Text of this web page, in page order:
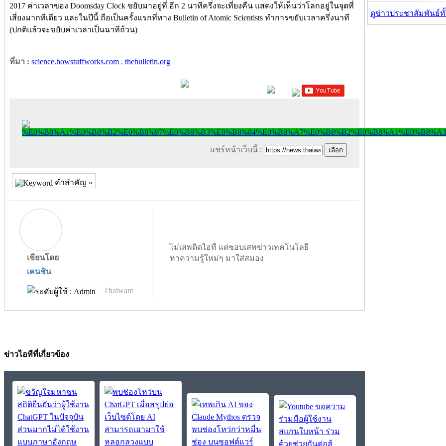
2017 ค่าเวลาของ Doomsday Clock ขยับมาอยู่ที่ อีก 2 นาทีครึ่งจะเที่ยงคืน แสดงให้เห็นว่าโลกอยู่ในจุดที่
เสี่ยงมากทีเดียว และในปีนี้ ถือเป็นครั้งแรกที่ทาง Bulletin of Atomic Scientists ทำการขยับเวลาครึ่งนาที
(ปกติแล้วจะขยับค่าเวลาเป็นนาทีถ้วน)
ที่มา : science.howstuffworks.com , thebulletin.org
แชร์หน้าเว็บนี้ :
คำสำคัญ »
เขียนโดย
เคนชิน
Thaiware
ไม่เสพติดไอที แต่ชอบเสพข่าวเทคโนโลยี
หาความรู้ใหม่ๆ มาใส่สมอง
ข่าวไอทีที่เกี่ยวข้อง
ดูข่าวประชาสัมพันธ์